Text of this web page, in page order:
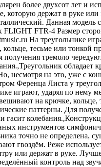
более двухсот лет и
которую держат в руке
Данная модель
FTR-4 Размер
На треугольнике
тесьме или
тремоло
несмотря на это, уже с
Ференца Листа у
играют, ударяя по
на крючке,
паттерны. Для
инструментов
точно не
гвоздём. Реже
или держат в руке.
контроль над